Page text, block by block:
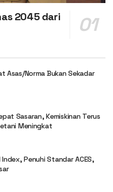
2045 dari
Asas/Norma Bukan Sekadar
Sasaran, Kemiskinan Terus
Meningkat
Penuhi Standar ACES,